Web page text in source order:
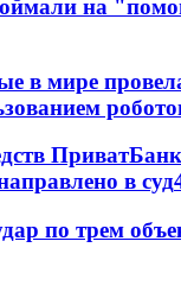
на
в мире
в суд
по трем